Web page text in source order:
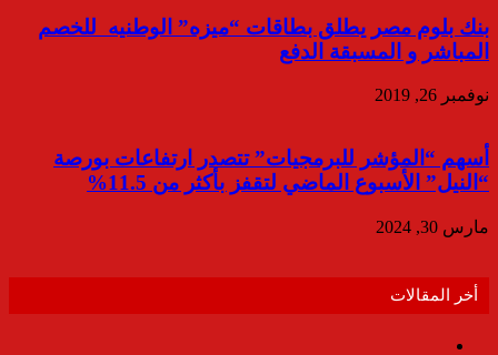
بنك بلوم مصر يطلق بطاقات “ميزه” الوطنيه للخصم
المباشر و المسبقة الدفع
نوفمبر 26, 2019
أسهم “المؤشر للبرمجيات” تتصدر ارتفاعات بورصة
“النيل” الأسبوع الماضي لتقفز بأكثر من 11.5%
مارس 30, 2024
أخر المقالات